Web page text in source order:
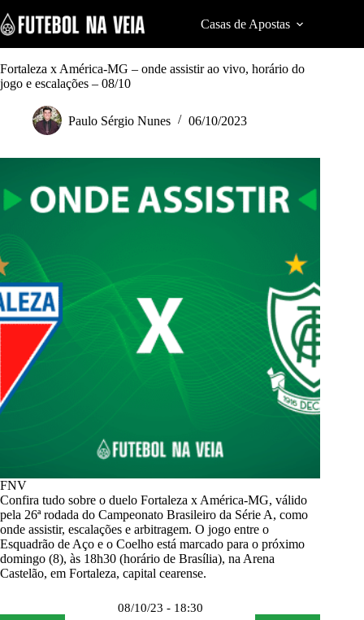
k
i
p
t
o
c
Casas de Apostas
Fortaleza x América-MG – onde assistir ao vivo, horário do
jogo e escalações – 08/10
Paulo Sérgio Nunes 06/10/2023
FNV
Confira tudo sobre o duelo Fortaleza x América-MG, válido
pela 26ª rodada do Campeonato Brasileiro da Série A, como
onde assistir, escalações e arbitragem. O jogo entre o
Esquadrão de Aço e o Coelho está marcado para o próximo
domingo (8), às 18h30 (horário de Brasília), na Arena
Castelão, em Fortaleza, capital cearense.
08/10/23 - 18:30